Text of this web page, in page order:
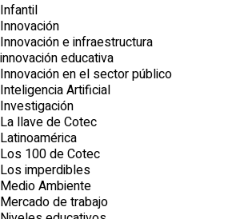
Infantil
Innovación
Innovación e infraestructura
innovación educativa
Innovación en el sector público
Inteligencia Artificial
Investigación
La llave de Cotec
Latinoamérica
Los 100 de Cotec
Los imperdibles
Medio Ambiente
Mercado de trabajo